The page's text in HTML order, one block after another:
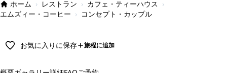
ホーム › レストラン › カフェ・ティーハウス ›
エムズィー・コーヒー › コンセプト・カップル
お気に入りに保存 旅程に追加